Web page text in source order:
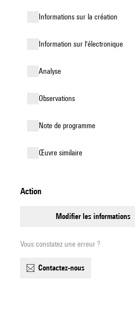
informations sur la création
Information sur l'électronique
analyse
observations
Note de programme
œuvre similaire
action
modifier les informations
Vous constatez une erreur ?
contactez-nous